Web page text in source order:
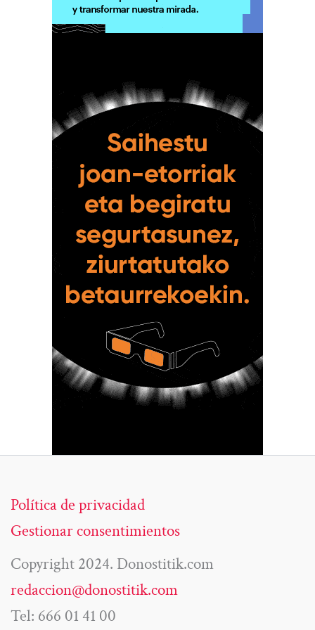
Política de privacidad
Gestionar consentimientos
Copyright 2024. Donostitik.com
redaccion@donostitik.com
Tel: 666 01 41 00